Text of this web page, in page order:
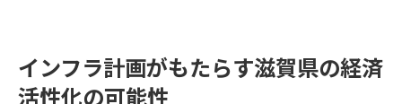
インフラ計画がもたらす滋賀県の経済
活性化の可能性